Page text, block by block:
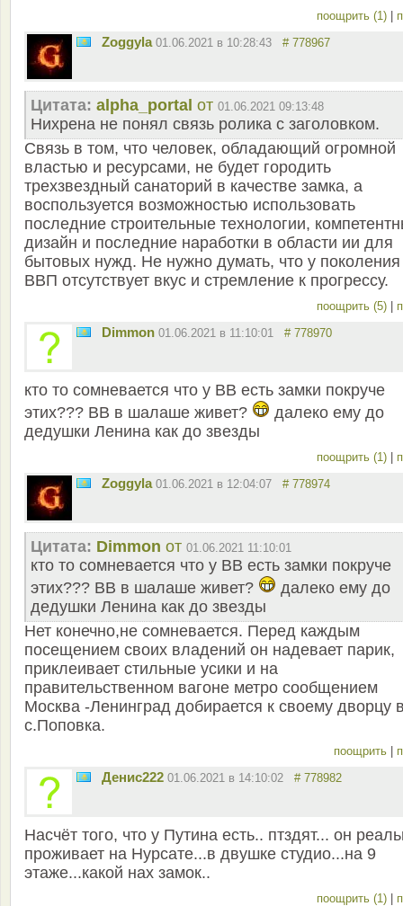
поощрить (1) |
Zoggyla 01.06.2021 в 10:28:43 # 778967
Цитата: alpha_portal от 01.06.2021 09:13:48
Нихрена не понял связь ролика с заголовком.
Связь в том, что человек, обладающий огромной
властью и ресурсами, не будет городить
трехзвездный санаторий в качестве замка, а
воспользуется возможностью использовать
последние строительные технологии,
дизайн и последние наработки в области ии для
бытовых нужд. Не нужно думать, что у поколения
ВВП отсутствует вкус и стремление к прогрессу.
поощрить (5) |
Dimmon 01.06.2021 в 11:10:01 # 778970
кто то сомневается что у ВВ есть замки покруче
этих??? ВВ в шалаше живет?
далеко ему до
дедушки Ленина как до звезды
поощрить (1) |
Zoggyla 01.06.2021 в 12:04:07 # 778974
Цитата: Dimmon от 01.06.2021 11:10:01
кто то сомневается что у ВВ есть замки покруче
этих??? ВВ в шалаше живет?
далеко ему до
дедушки Ленина как до звезды
Нет конечно,не сомневается. Перед каждым
посещением своих владений он надевает парик,
приклеивает стильные усики и на
правительственном вагоне метро сообщением
Москва -Ленинград добирается к своему дворцу
с.Поповка.
поощрить |
Денис222 01.06.2021 в 14:10:02 # 778982
Насчёт того, что у Путина есть.. птздят... он
проживает на Нурсате...в двушке студио...на 9
этаже...какой нах замок..
поощрить (1) |